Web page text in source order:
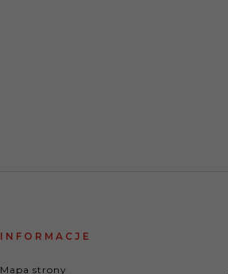
INFORMACJE
Mapa strony